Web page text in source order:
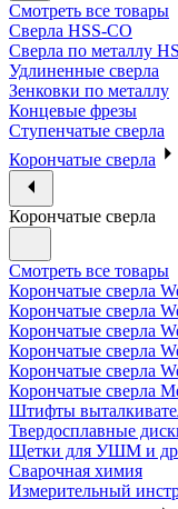
Смотреть все товары
Сверла HSS-CO
Сверла по металлу
Удлиненные сверла
Зенковки по металлу
Концевые фрезы
Ступенчатые сверла
Корончатые сверла
Корончатые сверла
Смотреть все товары
Корончатые сверла
Корончатые сверла
Корончатые сверла
Корончатые сверла
Корончатые сверла
Корончатые сверла
Штифты
Твердосплавные
Щетки для УШМ и
Сварочная химия
Измерительный